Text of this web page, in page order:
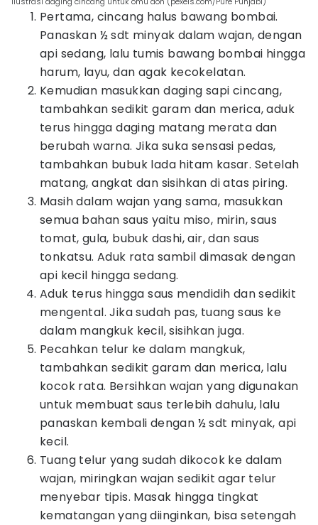
Pertama, cincang halus bawang bombai.
Panaskan ½ sdt minyak dalam wajan, dengan
api sedang, lalu tumis bawang bombai hingga
harum, layu, dan agak kecokelatan.
Kemudian masukkan daging sapi cincang,
tambahkan sedikit garam dan merica, aduk
terus hingga daging matang merata dan
berubah warna. Jika suka sensasi pedas,
tambahkan bubuk lada hitam kasar. Setelah
matang, angkat dan sisihkan di atas piring.
Masih dalam wajan yang sama, masukkan
semua bahan saus yaitu miso, mirin, saus
tomat, gula, bubuk dashi, air, dan saus
tonkatsu. Aduk rata sambil dimasak dengan
api kecil hingga sedang.
Aduk terus hingga saus mendidih dan sedikit
mengental. Jika sudah pas, tuang saus ke
dalam mangkuk kecil, sisihkan juga.
Pecahkan telur ke dalam mangkuk,
tambahkan sedikit garam dan merica, lalu
kocok rata. Bersihkan wajan yang digunakan
untuk membuat saus terlebih dahulu, lalu
panaskan kembali dengan ½ sdt minyak, api
kecil.
Tuang telur yang sudah dikocok ke dalam
wajan, miringkan wajan sedikit agar telur
menyebar tipis. Masak hingga tingkat
kematangan yang diinginkan, bisa setengah